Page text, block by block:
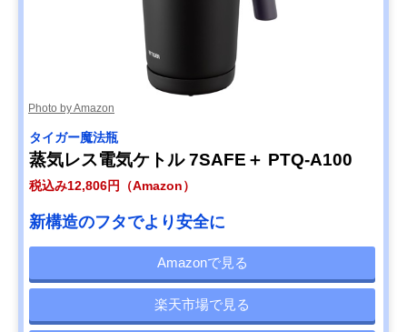
Photo by Amazon
タイガー魔法瓶
蒸気レス電気ケトル 7SAFE＋ PTQ-A100
税込み12,806円（Amazon）
新構造のフタでより安全に
Amazonで見る
楽天市場で見る